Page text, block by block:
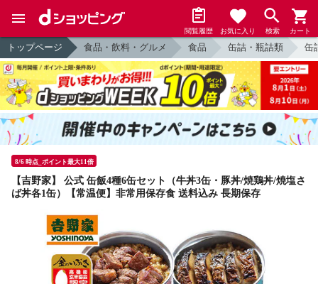
閲覧履歴 お気に入り 検索 カート
トップページ 食品・飲料・グルメ 食品 缶詰・瓶詰類 缶
8/6 時点_ポイント最大11倍
【吉野家】 公式 缶飯4種6缶セット（牛丼3缶・豚丼/焼鶏丼/焼塩さ
ば丼各1缶）【常温便】非常用保存食 送料込み 長期保存